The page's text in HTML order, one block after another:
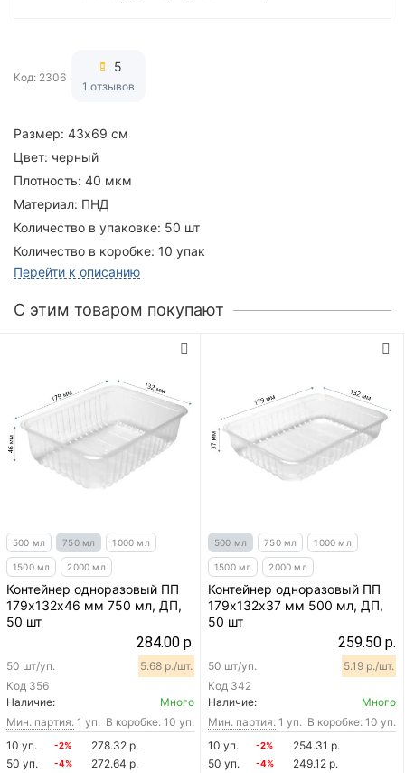
Размер: 43х69 см
Цвет: черный
Плотность: 40 мкм
Материал: ПНД
Количество в упаковке: 50 шт
Количество в коробке: 10 упак
Перейти к описанию
Код: 2306
5
1 отзывов
C этим товаром покупают
500 мл 750 мл 1000 мл
1500 мл 2000 мл
Контейнер одноразовый ПП
179х132х46 мм 750 мл, ДП,
50 шт
284.00 р.
Код 356
50 шт/уп. 5.68 р./шт.
Наличие:
Много
Мин. партия: 1 уп. В коробке: 10 уп.
10 уп.
-2%
278.32 р.
50 уп.
-4%
272.64 р.
500 мл 750 мл 1000 мл
1500 мл 2000 мл
Контейнер одноразовый ПП
179х132х37 мм 500 мл, ДП,
50 шт
259.50 р.
Код 342
50 шт/уп. 5.19 р./шт.
Наличие:
Много
Мин. партия: 1 уп. В коробке: 10 уп.
10 уп.
-2%
254.31 р.
50 уп.
-4%
249.12 р.